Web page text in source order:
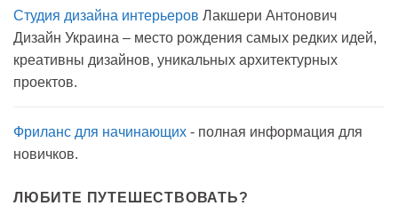
Вода
мылом
прогулку
антисептик.
Студия дизайна интерьеров Лакшери Антонович
Дизайн Украина – место рождения самых редких идей,
креативны дизайнов, уникальных архитектурных
проектов.
Фриланс для начинающих - полная информация для
новичков.
ЛЮБИТЕ ПУТЕШЕСТВОВАТЬ?